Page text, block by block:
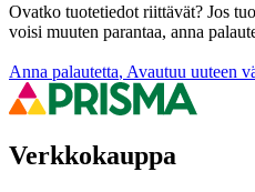
Ovatko tuotetiedot riittävät? Jos
voisi muuten parantaa, anna
Anna palautetta, Avautuu uuteen
Verkkokauppa